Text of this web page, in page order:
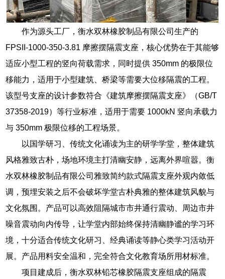
作为源头工厂，衡水双林橡胶制品有限公司生产的
FPSII-1000-350-3.81 摩擦摆隔震支座，核心优势在于其能够
适应小型工程的竖向荷载需求，同时提供 350mm 的极限位
移能力，适用于小型建筑、桥梁等需要大位移隔震的工程。
该型号支座的设计参数符合《建筑摩擦摆隔震支座》（GB/T
37358-2019）等行业标准，适用于需要 1000kN 竖向承载力
与 350mm 极限位移的工程场景。
以国学研习、传统文化诵读为主的研学学堂，整体建筑
风格雅致古朴，场地环境主打清幽安静，远离外界喧嚣。衡
水双林橡胶制品有限公司雅致简约款式隔震支座外观内敛低
调，预埋安装之后不会破坏学堂古朴典雅的整体建筑风貌与
文化氛围。产品可以高效阻隔城市市井通行震动、周边市井
噪音震动向内传导，让学堂内部始终保持清幽静谧的学习环
境，十分适合传统文化研习、经典诵读等静心类学习活动开
展。产品用料安全温和，完全符合文化教育场所用材标准。
项目建成后，衡水双林铅芯橡胶隔震支座组成的隔震